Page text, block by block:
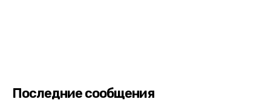
Последние сообщения